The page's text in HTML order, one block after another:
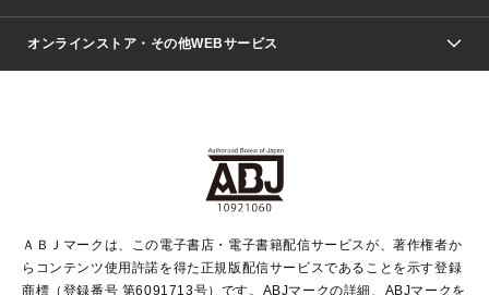
Vジャンプ
ジャンプルーキー！
ジャンプTOON
週刊ヤングジャンプ
ウルトラジャンプ
少女マンガ
リマコミ＋
月刊オフィスユー
Seventeen
LEE
芸能・情報・スポーツ
パラスポ＋！
文芸・文庫・総合
青春と読書
集英社新書
集英社新書プラス
ライトノベル・ノベライズ
集英社Webマガジン Cobalt
集英社オレンジ文庫
集英社みらい文庫
オンラインストア・その他WEBサービス
SHUEISHA MANGA-ART HERITAGE
HAPPY PLUS STORE
EDITOR'S LAB
ＡＢＪマークは、この電子書店・電子書籍配信サービスが、著作権者か
らコンテンツ使用許諾を得た正規版配信サービスであることを示す登録
商標（登録番号 第6091713号）です。ABJマークの詳細、ABJマークを